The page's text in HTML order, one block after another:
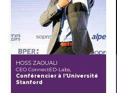
HOSS ZAOUALI
CEO ConnectED-Labs,
Conférencier à l’Université
Stanford